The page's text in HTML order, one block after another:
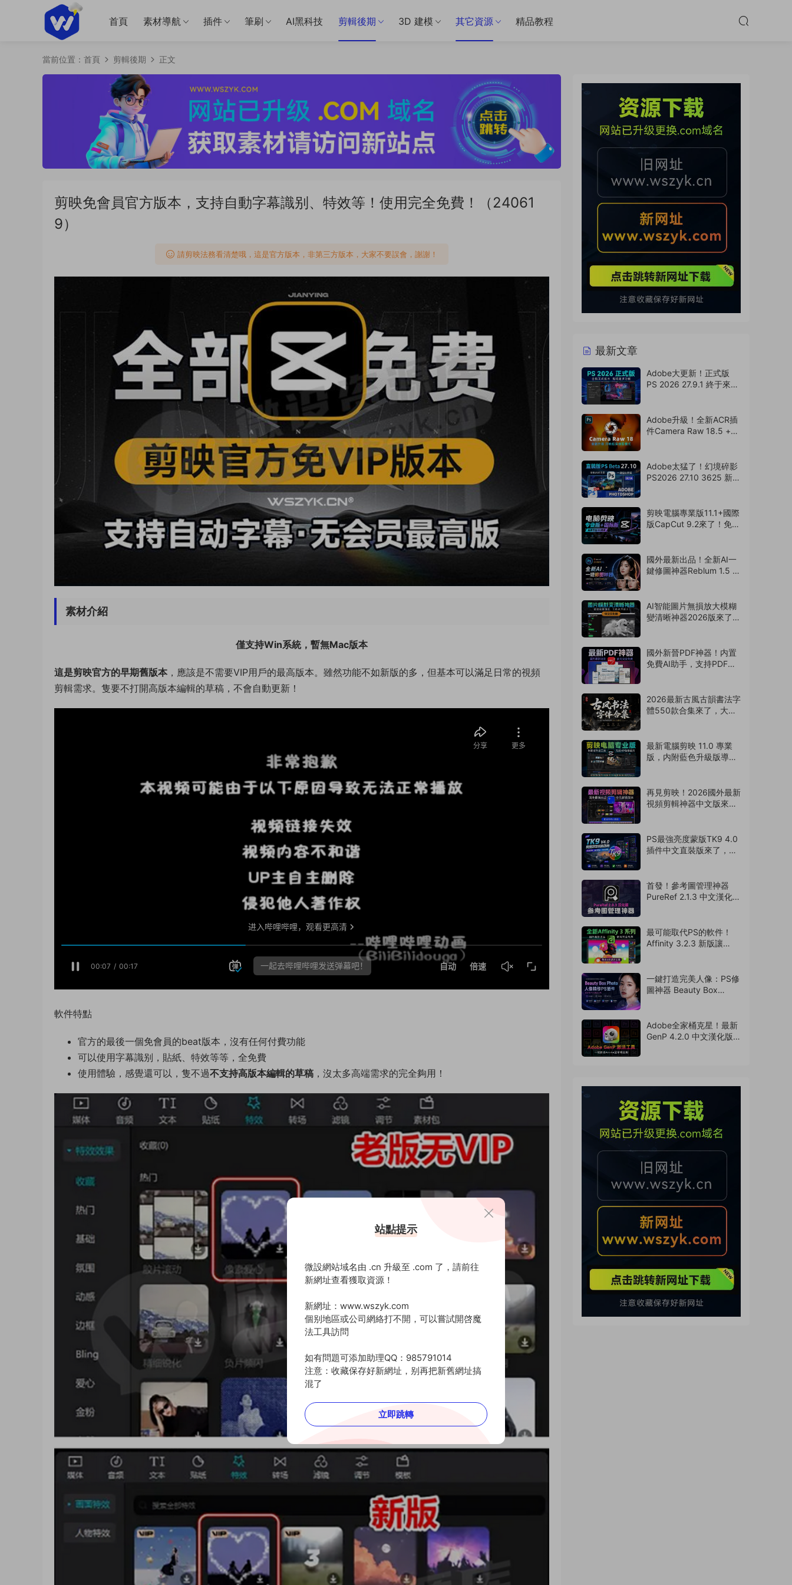
首頁 素材導航 插件 筆刷 AI黑科技 剪輯後期 3D 建模 其它資源 精品教程
當前位置： 首頁 剪輯後期 正文
剪映免會員官方版本，支持自動字幕識别、特效等！使用完全免費！（24061
9）
請剪映法務看清楚哦，這是官方版本，非第三方版本，大家不要誤會，謝謝！
素材介紹
僅支持Win系統，暫無Mac版本
這是剪映官方的早期舊版本 ，應該是不需要VIP用戶的最高版本。雖然功能不如新版的多，但基本可以滿足日常的視頻
剪輯需求。隻要不打開高版本編輯的草稿，不會自動更新！
軟件特點
官方的最後一個免會員的beat版本，沒有任何付費功能
可以使用字幕識别，貼紙、特效等等，全免費
使用體驗，感覺還可以，隻不過不支持高版本編輯的草稿 ，沒太多高端需求的完全夠用！
最新文章
Adobe大更新！正式版
PS 2026 27.9.1 終于來
Adobe升級！全新ACR插
件Camera Raw 18.5 +
Adobe太猛了！幻境碎影
PS2026 27.10 3625 新版
剪映電腦專業版11.1+國際
版CapCut 9.2來了！免費
國外最新出品！全新AI一
鍵修圖神器Reblum 1.5 中
（260803）
AI智能圖片無損放大模糊
變清晰神器2026版來了，
（260802）
國外新晉PDF神器！内置
免費AI助手，支持PDF編
2026最新古風古韻書法字
體550款合集來了，大佬
最新電腦剪映 11.0 專業
版，内附藍色升級版導出
再見剪映！2026國外最新
視頻剪輯神器中文版來
PS最強亮度蒙版TK9 4.0
插件中文直裝版來了，攝
首發！參考圖管理神器
PureRef 2.1.3 中文漢化版
襲（260726）
最可能取代PS的軟件！
Affinity 3.2.3 新版讓
一鍵打造完美人像：PS修
圖神器 Beauty Box
Adobe全家桶克星！最新
GenP 4.2.0 中文漢化版
站點提示
微設網站域名由 .cn 升級至 .com 了，請前往
新網址查看獲取資源！
新網址：www.wszyk.com
個别地區或公司網絡打不開，可以嘗試開啓魔
法工具訪問
如有問題可添加助理QQ：985791014
注意：收藏保存好新網址，别再把新舊網址搞
混了
立即跳轉